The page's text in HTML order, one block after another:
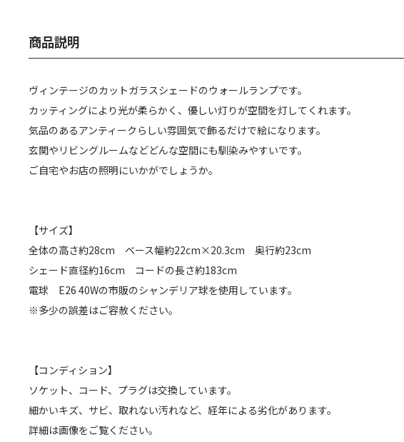
商品説明
ヴィンテージのカットガラスシェードのウォールランプです。
カッティングにより光が柔らかく、優しい灯りが空間を灯してくれます。
気品のあるアンティークらしい雰囲気で飾るだけで絵になります。
玄関やリビングルームなどどんな空間にも馴染みやすいです。
ご自宅やお店の照明にいかがでしょうか。
【サイズ】
全体の高さ約28cm ベース幅約22cm×20.3cm 奥行約23cm
シェード直径約16cm コードの長さ約183cm
電球 E26 40Wの市販のシャンデリア球を使用しています。
※多少の誤差はご容赦ください。
【コンディション】
ソケット、コード、プラグは交換しています。
細かいキズ、サビ、取れない汚れなど、経年による劣化があります。
詳細は画像をご覧ください。